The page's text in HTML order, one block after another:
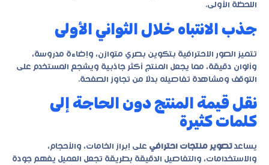
اللحظة الأولى.
جذب الانتباه خلال الثواني الأولى
تتميز الصور الاحترافية بتكوين بصري متوازن، وإضاءة مدروسة،
وألوان دقيقة، مما يجعل المنتج أكثر جاذبية ويشجع المستخدم على
التوقف ومشاهدة تفاصيله بدلًا من تجاوز الصفحة.
نقل قيمة المنتج دون الحاجة إلى
كلمات كثيرة
يساعد تصوير منتجات احترافي على إبراز الخامات، والأحجام،
والاستخدامات، والتفاصيل الدقيقة بطريقة تجعل العميل يفهم جودة